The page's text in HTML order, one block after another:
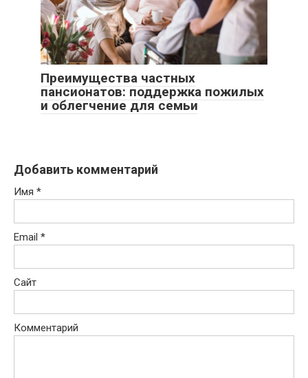
Преимущества частных
пансионатов: поддержка пожилых
и облегчение для семьи
Добавить комментарий
Имя *
Email *
Сайт
Комментарий